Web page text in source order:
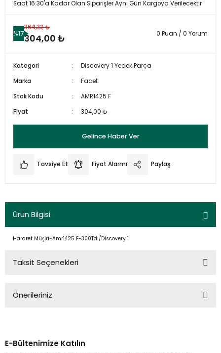
Saat 16:30'a Kadar Olan Siparişler Aynı Gün Kargoya Verilecektir
%17
364,32 ₺
304,00 ₺ 0 Puan / 0 Yorum
Kategori
Discovery 1 Yedek Parça
Marka
Facet
Stok Kodu
AMR1425 F
Fiyat
304,00 ₺
Gelince Haber Ver
Tavsiye Et Fiyat Alarmı Paylaş
Ürün Bilgisi
Hararet Müşiri-Amr1425 F-300Tdı/Discovery 1
Taksit Seçenekleri
Önerileriniz
kullanarak tarafımıza iletebilirsiniz.
Görüş ve önerileriniz için teşekkür ederiz.
E-Bültenimize Katılın